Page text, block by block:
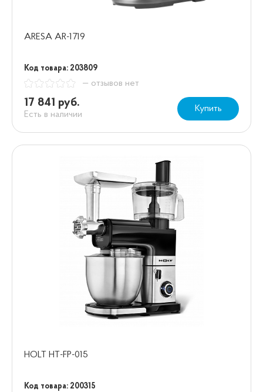
ARESA AR-1719
Код товара: 203809
— отзывов нет
17 841 руб.
Есть в наличии
Купить
HOLT HT-FP-015
Код товара: 200315